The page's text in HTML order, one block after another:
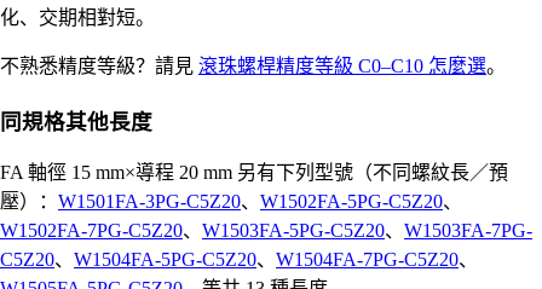
化、交期相對短。
不熟悉精度等級？請見 滾珠螺桿精度等級 C0–C10 怎麼選。
同規格其他長度
FA 軸徑 15 mm×導程 20 mm 另有下列型號（不同螺紋長／預
壓）： W1501FA-3PG-C5Z20、 W1502FA-5PG-C5Z20、
W1502FA-7PG-C5Z20、 W1503FA-5PG-C5Z20、 W1503FA-7PG-
C5Z20、 W1504FA-5PG-C5Z20、 W1504FA-7PG-C5Z20、